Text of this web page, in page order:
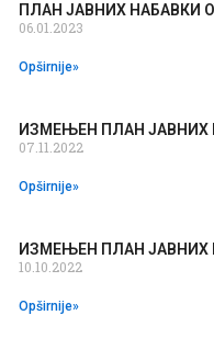
ПЛАН ЈАВНИХ НАБАВКИ
06.01.2023
Opširnije»
ИЗМЕЊЕН ПЛАН ЈАВНИХ
07.11.2022
Opširnije»
ИЗМЕЊЕН ПЛАН ЈАВНИХ
10.10.2022
Opširnije»